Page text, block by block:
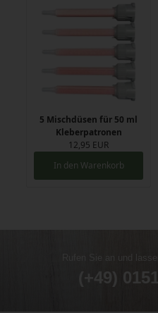
5 Mischdüsen für 50 ml
Kleberpatronen
12,95 EUR
In den Warenkorb
Rufen Sie an und
(+49)